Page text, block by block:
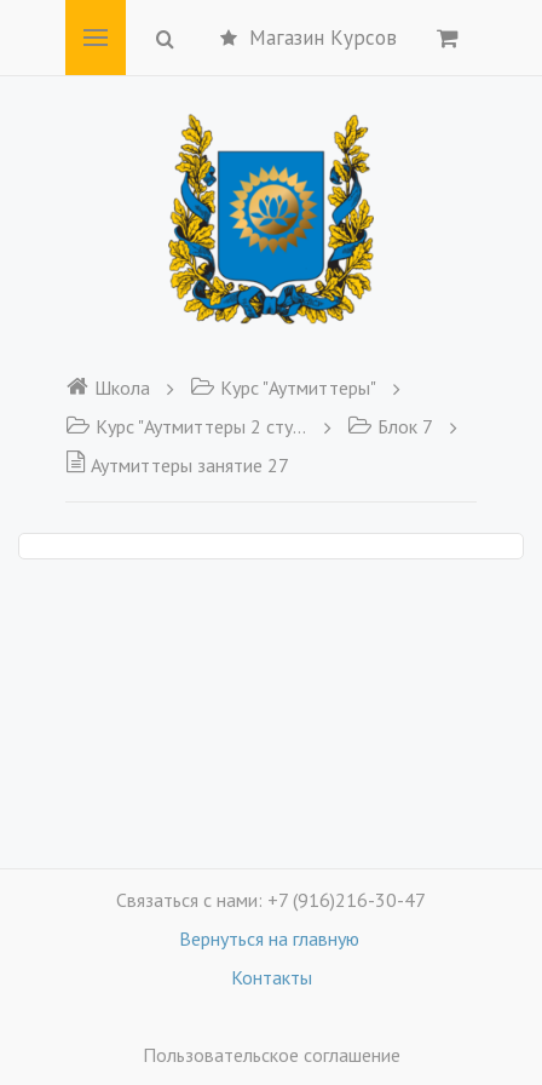
Магазин Курсов
Школа
Курс "Аутмиттеры"
Курс "Аутмиттеры 2 ступень"
Блок 7
Аутмиттеры занятие 27
Связаться с нами: +7 (916)216-30-47
Вернуться на главную
Контакты
Пользовательское соглашение